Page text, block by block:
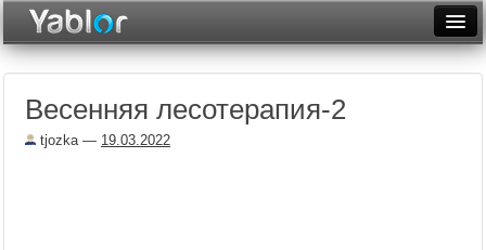
Неделя
Весенняя лесотерапия-2
tjozka— 19.03.2022